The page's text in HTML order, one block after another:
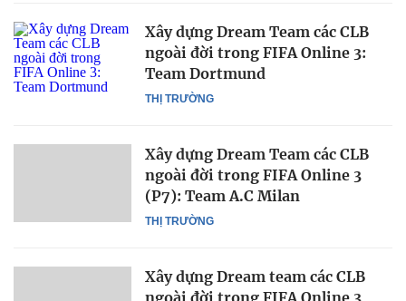
THỊ TRƯỜNG
Xây dựng Dream Team các CLB
ngoài đời trong FIFA Online 3:
Team Dortmund
THỊ TRƯỜNG
Xây dựng Dream Team các CLB
ngoài đời trong FIFA Online 3
(P7): Team A.C Milan
Xây dựng Dream team các CLB
ngoài đời trong FIFA Online 3